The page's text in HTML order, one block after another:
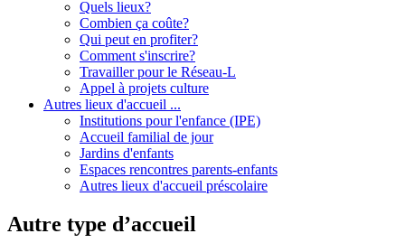
Quels lieux?
Combien ça coûte?
Qui peut en profiter?
Comment s'inscrire?
Travailler pour le Réseau-L
Appel à projets culture
Autres lieux d'accueil ...
Institutions pour l'enfance (IPE)
Accueil familial de jour
Jardins d'enfants
Espaces rencontres parents-enfants
Autres lieux d'accueil préscolaire
Autre type d’accueil